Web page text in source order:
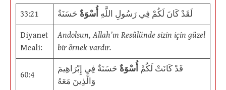
33:21 لَقَدْ كَانَ لَكُمْ فِي رَسُولِ اللَّهِ أُسْوَةٌحَسَنَةٌ
Diyanet
Meali:
Andolsun, Allah’ın Resûlünde sizin için güzel
bir örnek vardır.
60:4
قَدْ كَانَتْ لَكُمْ أُسْوَةٌحَسَنَةٌ فِي إِبْرَاهِيمَ
وَالَّذِينَ مَعَهُ